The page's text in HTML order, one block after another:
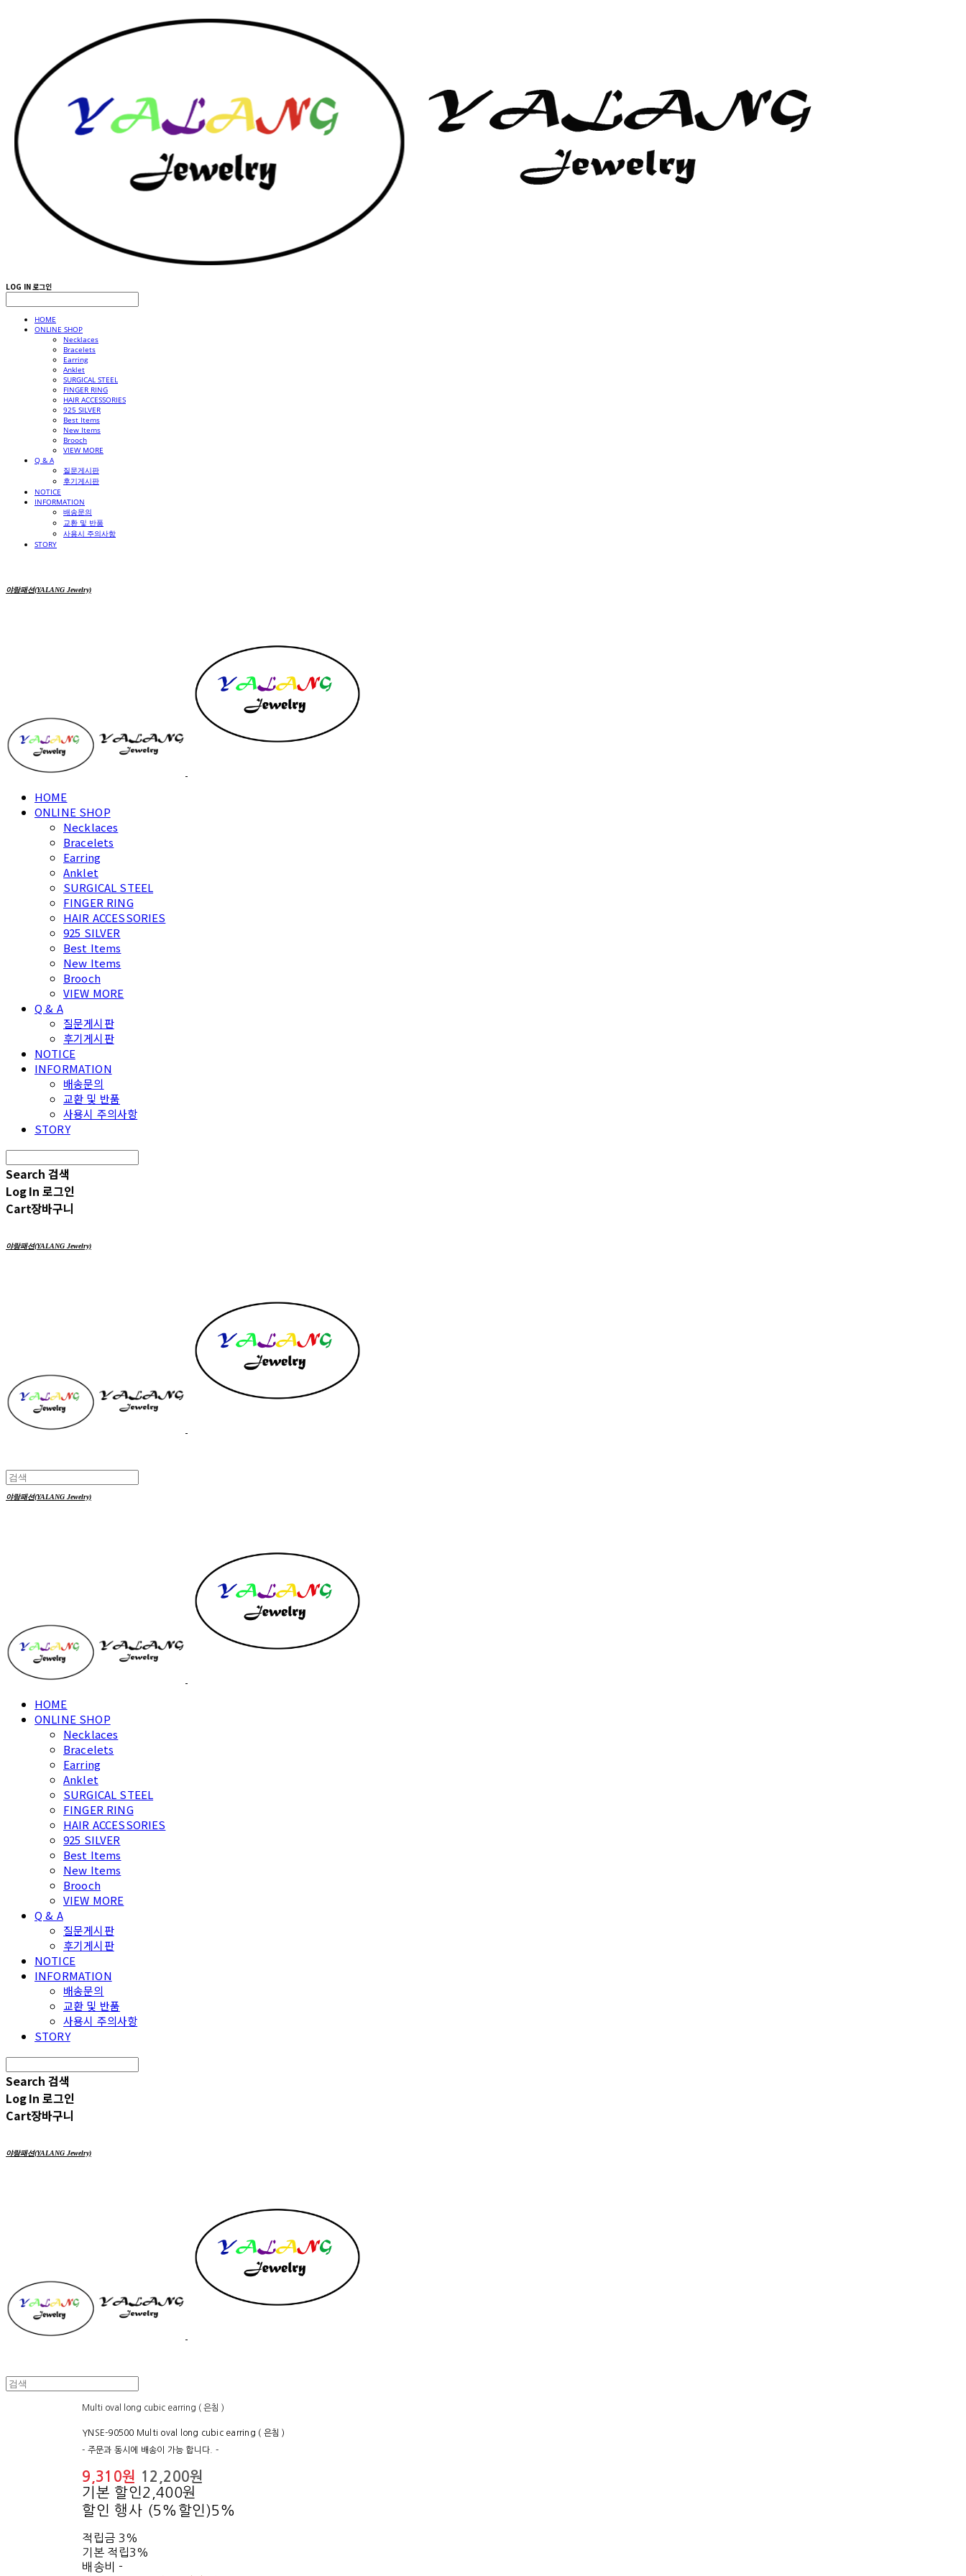
LOG IN로그인
HOME
ONLINE SHOP
Necklaces
Bracelets
Earring
Anklet
SURGICAL STEEL
FINGER RING
HAIR ACCESSORIES
925 SILVER
Best Items
New Items
Brooch
VIEW MORE
Q & A
질문게시판
후기게시판
NOTICE
INFORMATION
배송문의
교환 및 반품
사용시 주의사항
STORY
야랑패션(YALANG Jewelry)
HOME
ONLINE SHOP
Necklaces
Bracelets
Earring
Anklet
SURGICAL STEEL
FINGER RING
HAIR ACCESSORIES
925 SILVER
Best Items
New Items
Brooch
VIEW MORE
Q & A
질문게시판
후기게시판
NOTICE
INFORMATION
배송문의
교환 및 반품
사용시 주의사항
STORY
Search 검색
Log In 로그인
Cart장바구니
야랑패션(YALANG Jewelry)
야랑패션(YALANG Jewelry)
HOME
ONLINE SHOP
Necklaces
Bracelets
Earring
Anklet
SURGICAL STEEL
FINGER RING
HAIR ACCESSORIES
925 SILVER
Best Items
New Items
Brooch
VIEW MORE
Q & A
질문게시판
후기게시판
NOTICE
INFORMATION
배송문의
교환 및 반품
사용시 주의사항
STORY
Search 검색
Log In 로그인
Cart장바구니
야랑패션(YALANG Jewelry)
Multi oval long cubic earring ( 은침 )
YNSE-90500 Multi oval long cubic earring ( 은침 )
- 주문과 동시에 배송이 가능 합니다. -
9,310원 12,200원
기본 할인2,400원
할인 행사 (5%할인)5%
적립금 3%
기본 적립3%
배송비 -